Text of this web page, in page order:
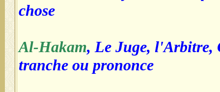
chose
Al-Hakam, Le Juge, l'Arbitre,
tranche ou prononce